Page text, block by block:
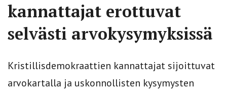
kannattajat erottuvat
selvästi arvokysymyksissä
Kristillisdemokraattien kannattajat sijoittuvat
arvokartalla ja uskonnollisten kysymysten